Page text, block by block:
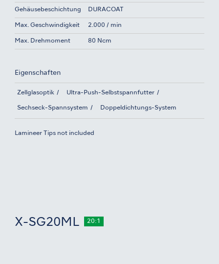
Gehäusebeschichtung DURACOAT
Max. Geschwindigkeit 2.000 / min
Max. Drehmoment 80 Ncm
Eigenschaften
Zellglasoptik Ultra-Push-Selbstspannfutter
Sechseck-Spannsystem Doppeldichtungs-System
Lamineer Tips not included
X-SG20ML 20:1